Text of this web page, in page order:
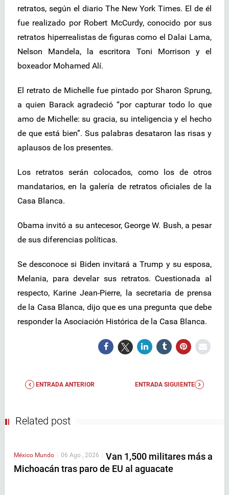
retratos, según el diario The New York Times. El de él
fue realizado por Robert McCurdy, conocido por sus
retratos hiperrealistas de figuras como el Dalai Lama,
Nelson Mandela, la escritora Toni Morrison y el
boxeador Mohamed Alí.
El retrato de Michelle fue pintado por Sharon Sprung,
a quien Barack agradeció “por capturar todo lo que
amo de Michelle: su gracia, su inteligencia y el hecho
de que está bien”. Sus palabras desataron las risas y
aplausos de los presentes.
Los retratos serán colocados, como los de otros
mandatarios, en la galería de retratos oficiales de la
Casa Blanca.
Obama invitó a su antecesor, George W. Bush, a pesar
de sus diferencias políticas.
Se desconoce si Biden invitará a Trump y su esposa,
Melania, para develar sus retratos. Cuestionada al
respecto, Karine Jean-Pierre, la secretaria de prensa
de la Casa Blanca, dijo que es una pregunta que debe
responder la Asociación Histórica de la Casa Blanca.
ENTRADA ANTERIOR ENTRADA SIGUIENTE
Related post
México Mundo 06 Ago , 2026
Van 1,500 militares más a
Michoacán tras paro de EU al aguacate